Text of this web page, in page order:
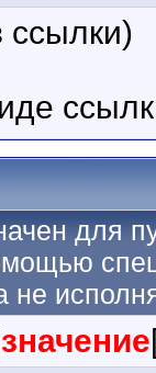
ссылки)
для
не
значение